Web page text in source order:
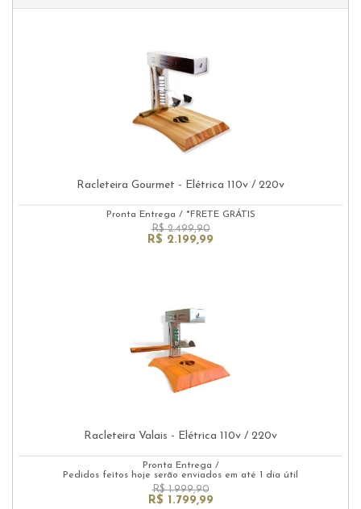
Racleteira Gourmet - Elétrica 110v / 220v
Pronta Entrega / *FRETE GRÁTIS
R$ 2.499,90
R$ 2.199,99
Racleteira Valais - Elétrica 110v / 220v
Pronta Entrega /
Pedidos feitos hoje serão enviados em até 1 dia útil
R$ 1.999,90
R$ 1.799,99